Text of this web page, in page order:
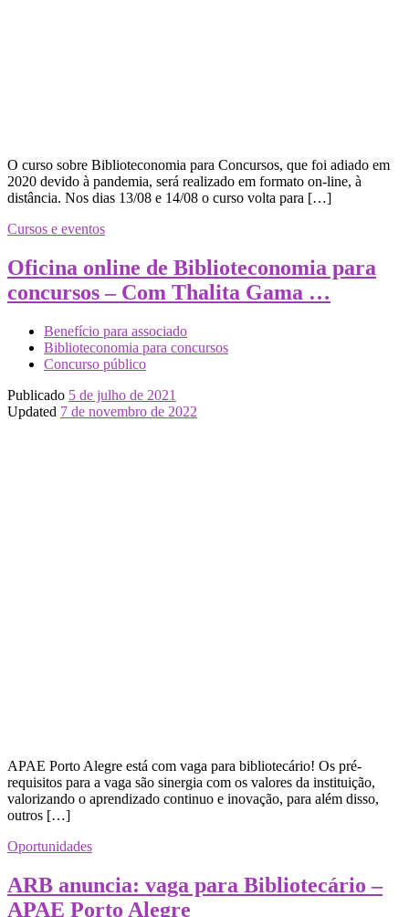
O curso sobre Biblioteconomia para Concursos, que foi adiado em
2020 devido à pandemia, será realizado em formato on-line, à
distância. Nos dias 13/08 e 14/08 o curso volta para […]
Cursos e eventos
Oficina online de Biblioteconomia para
concursos – Com Thalita Gama …
Benefício para associado
Biblioteconomia para concursos
Concurso público
Publicado 5 de julho de 2021
Updated 7 de novembro de 2022
APAE Porto Alegre está com vaga para bibliotecário! Os pré-
requisitos para a vaga são sinergia com os valores da instituição,
valorizando o aprendizado continuo e inovação, para além disso,
outros […]
Oportunidades
ARB anuncia: vaga para Bibliotecário –
APAE Porto Alegre